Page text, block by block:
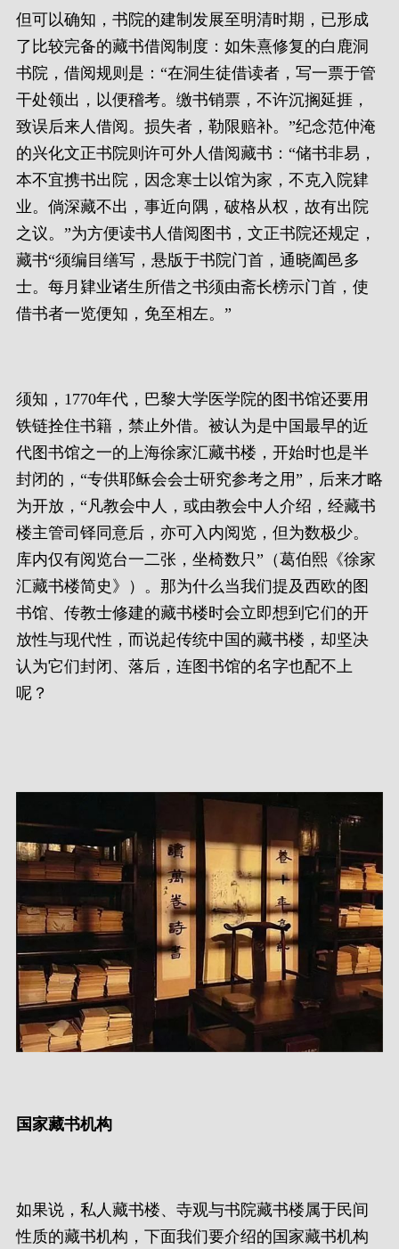
但可以确知，书院的建制发展至明清时期，已形成
了比较完备的藏书借阅制度：如朱熹修复的白鹿洞
书院，借阅规则是：“在洞生徒借读者，写一票于管
干处领出，以便稽考。缴书销票，不许沉搁延捱，
致误后来人借阅。损失者，勒限赔补。”纪念范仲淹
的兴化文正书院则许可外人借阅藏书：“储书非易，
本不宜携书出院，因念寒士以馆为家，不克入院肄
业。倘深藏不出，事近向隅，破格从权，故有出院
之议。”为方便读书人借阅图书，文正书院还规定，
藏书“须编目缮写，悬版于书院门首，通晓阖邑多
士。每月肄业诸生所借之书须由斋长榜示门首，使
借书者一览便知，免至相左。”
须知，1770年代，巴黎大学医学院的图书馆还要用
铁链拴住书籍，禁止外借。被认为是中国最早的近
代图书馆之一的上海徐家汇藏书楼，开始时也是半
封闭的，“专供耶稣会会士研究参考之用”，后来才略
为开放，“凡教会中人，或由教会中人介绍，经藏书
楼主管司铎同意后，亦可入内阅览，但为数极少。
库内仅有阅览台一二张，坐椅数只”（葛伯熙《徐家
汇藏书楼简史》）。那为什么当我们提及西欧的图
书馆、传教士修建的藏书楼时会立即想到它们的开
放性与现代性，而说起传统中国的藏书楼，却坚决
认为它们封闭、落后，连图书馆的名字也配不上
呢？
国家藏书机构
如果说，私人藏书楼、寺观与书院藏书楼属于民间
性质的藏书机构，下面我们要介绍的国家藏书机构